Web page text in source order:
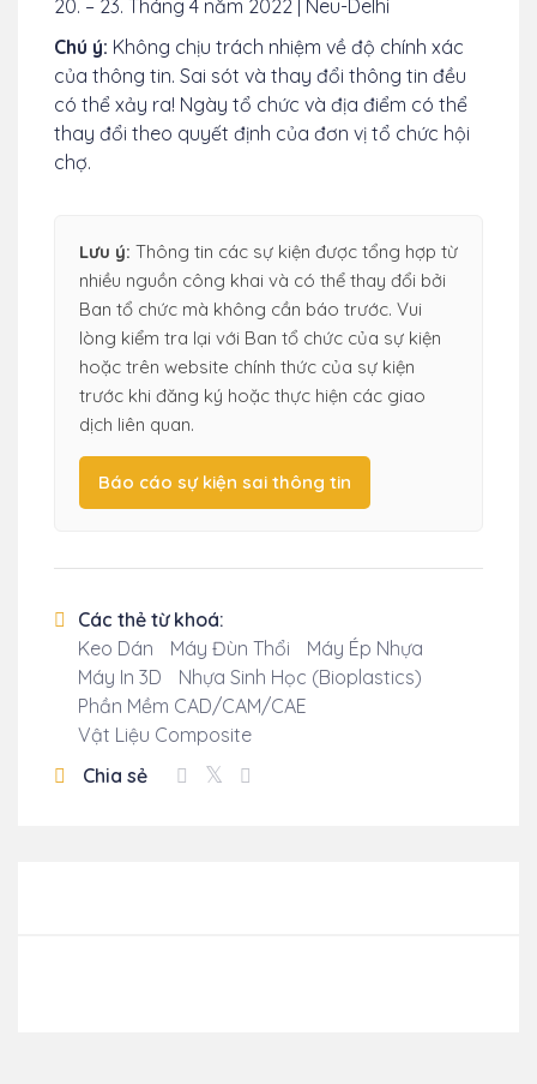
20. – 23. Tháng 4 năm 2022 | Neu-Delhi
Chú ý: Không chịu trách nhiệm về độ chính xác
của thông tin. Sai sót và thay đổi thông tin đều
có thể xảy ra! Ngày tổ chức và địa điểm có thể
thay đổi theo quyết định của đơn vị tổ chức hội
chợ.
Lưu ý: Thông tin các sự kiện được tổng hợp từ
nhiều nguồn công khai và có thể thay đổi bởi
Ban tổ chức mà không cần báo trước. Vui
lòng kiểm tra lại với Ban tổ chức của sự kiện
hoặc trên website chính thức của sự kiện
trước khi đăng ký hoặc thực hiện các giao
dịch liên quan.
Báo cáo sự kiện sai thông tin
Các thẻ từ khoá:
Keo Dán
Máy Đùn Thổi
Máy Ép Nhựa
Máy In 3D
Nhựa Sinh Học (bioplastics)
Phần Mềm CAD/CAM/CAE
Vật Liệu Composite
Chia sẻ